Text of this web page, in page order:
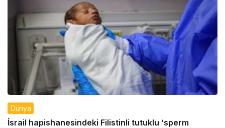
Dünya
İsrail hapishanesindeki Filistinli tutuklu ‘sperm